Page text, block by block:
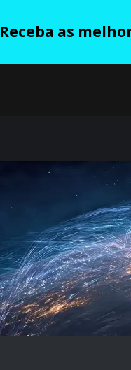
Receba as